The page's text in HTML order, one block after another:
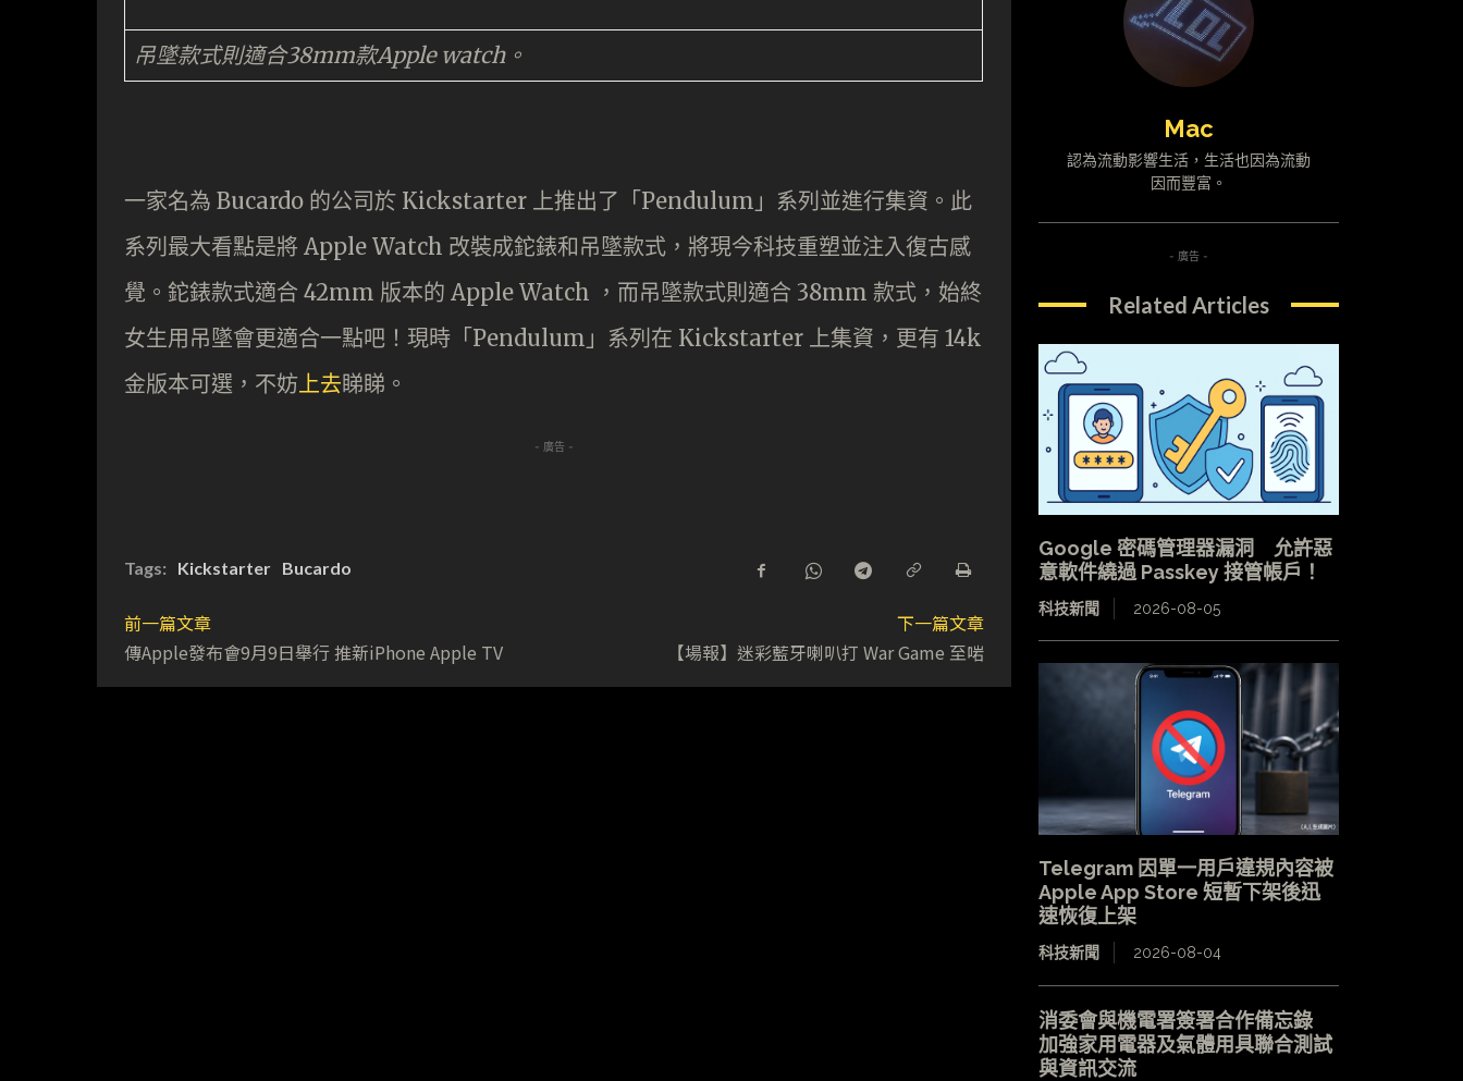
吊墜款式則適合38mm款Apple watch。
一家名為 Bucardo 的公司於 Kickstarter 上推出了「Pendulum」系列並進行集資。此
系列最大看點是將 Apple Watch 改裝成鉈錶和吊墜款式，將現今科技重塑並注入復古感
覺。鉈錶款式適合 42mm 版本的 Apple Watch ，而吊墜款式則適合 38mm 款式，始終
女生用吊墜會更適合一點吧！現時「Pendulum」系列在 Kickstarter 上集資，更有 14k
金版本可選，不妨上去睇睇。
- 廣告 -
Tags: Kickstarter Bucardo
前一篇文章
傳Apple發布會9月9日舉行 推新iPhone Apple TV
下一篇文章
【場報】迷彩藍牙喇叭打 War Game 至啱
Mac
認為流動影響生活，生活也因為流動
因而豐富。
- 廣告 -
Related Articles
Google 密碼管理器漏洞 允許惡
意軟件繞過 Passkey 接管帳戶！
科技新聞 2026-08-05
Telegram 因單一用戶違規內容被
Apple App Store 短暫下架後迅
速恢復上架
科技新聞 2026-08-04
消委會與機電署簽署合作備忘錄
加強家用電器及氣體用具聯合測試
與資訊交流